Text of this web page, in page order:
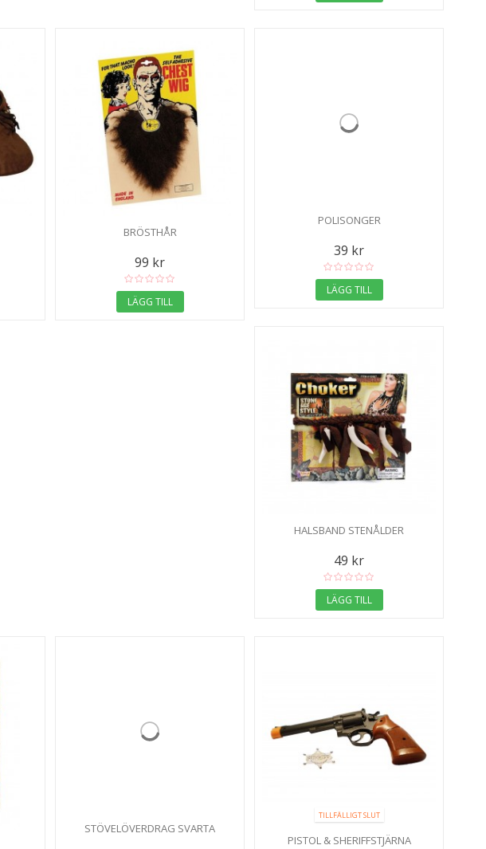
BRÖSTHÅR
99 kr
LÄGG TILL
POLISONGER
39 kr
LÄGG TILL
HALSBAND STENÅLDER
49 kr
LÄGG TILL
STÖVELÖVERDRAG SVARTA
TILLFÄLLIGT SLUT
PISTOL & SHERIFFSTJÄRNA